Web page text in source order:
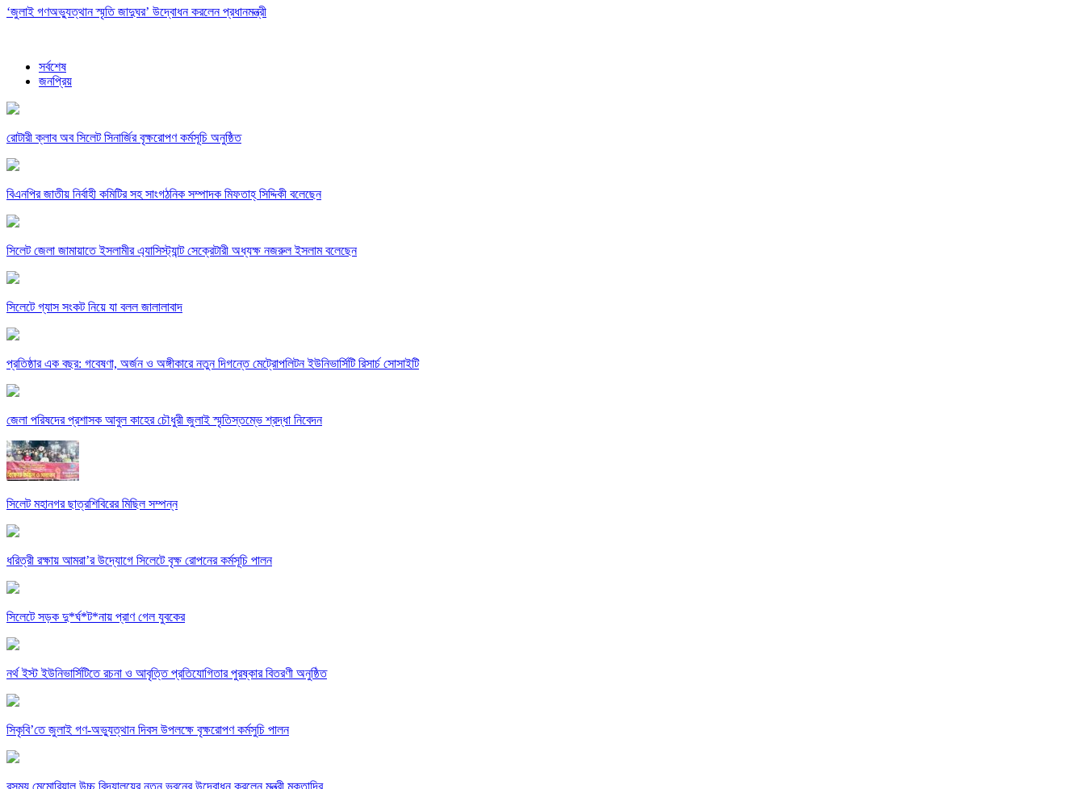
‘জুলাই গণঅভ্যুত্থান স্মৃতি জাদুঘর’ উদ্বোধন করলেন প্রধানমন্ত্রী
সর্বশেষ
জনপ্রিয়
রোটারী ক্লাব অব সিলেট সিনার্জির বৃক্ষরোপণ কর্মসূচি অনুষ্ঠিত
বিএনপির জাতীয় নির্বাহী কমিটির সহ সাংগঠনিক সম্পাদক মিফতাহ্ সিদ্দিকী বলেছেন
সিলেট জেলা জামায়াতে ইসলামীর এ্যাসিস্ট্যান্ট সেক্রেটারী অধ্যক্ষ নজরুল ইসলাম বলেছেন
সিলেটে গ্যাস সংকট নিয়ে যা বলল জালালাবাদ
প্রতিষ্ঠার এক বছর: গবেষণা, অর্জন ও অঙ্গীকারে নতুন দিগন্তে মেট্রোপলিটন ইউনিভার্সিটি রিসার্চ সোসাইটি
জেলা পরিষদের প্রশাসক আবুল কাহের চৌধুরী জুলাই স্মৃতিস্তম্ভে শ্রদ্ধা নিবেদন
সিলেট মহানগর ছাত্রশিবিরের মিছিল সম্পন্ন
ধরিত্রী রক্ষায় আমরা’র উদ্যোগে সিলেটে বৃক্ষ রোপনের কর্মসূচি পালন
সিলেটে সড়ক দু*র্ঘ*ট*নায় প্রাণ গেল যুবকের
নর্থ ইস্ট ইউনিভার্সিটিতে রচনা ও আবৃত্তি প্রতিযোগিতার পুরষ্কার বিতরণী অনুষ্ঠিত
সিকৃবি’তে জুলাই গণ-অভ্যুত্থান দিবস উপলক্ষে বৃক্ষরোপণ কর্মসুচি পালন